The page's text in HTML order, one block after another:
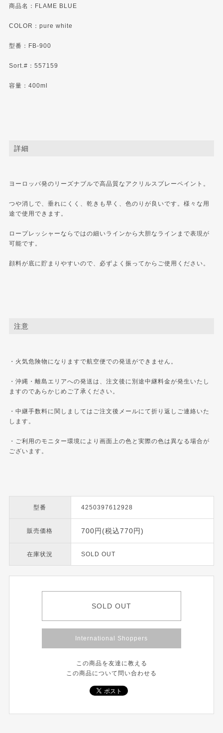
商品名：FLAME BLUE
COLOR：pure white
型番：FB-900
Sort.#：557159
容量：400ml
詳細
ヨーロッパ発のリーズナブルで高品質なアクリルスプレーペイント。
つや消しで、垂れにくく、乾きも早く、色のりが良いです。様々な用
途で使用できます。
ロープレッシャーならではの細いラインから大胆なラインまで表現が
可能です。
顔料が底に貯まりやすいので、必ずよく振ってからご使用ください。
注意
・火気危険物になりますで航空便での発送ができません。
・沖縄・離島エリアへの発送は、注文後に別途中継料金が発生いたし
ますのであらかじめご了承ください。
・中継手数料に関しましてはご注文後メールにて折り返しご連絡いた
します。
・ご利用のモニター環境により画面上の色と実際の色は異なる場合が
ございます。
型番 4250397612928
販売価格 700円(税込770円)
在庫状況 SOLD OUT
SOLD OUT
International Shoppers
この商品を友達に教える
この商品について問い合わせる